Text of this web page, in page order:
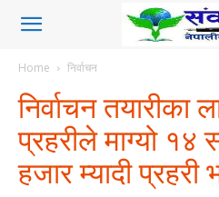
Home निर्वाचन
निर्वाचन तयारीका
प्रहरीले माग्यो १४
हजार म्यादी प्रहरी